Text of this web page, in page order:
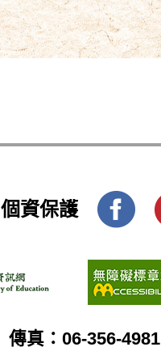
個資保護
傳真：06-356-4981